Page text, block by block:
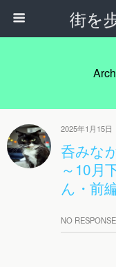
街を
2025年1月15日
呑みな
～10月
ん・前
NO